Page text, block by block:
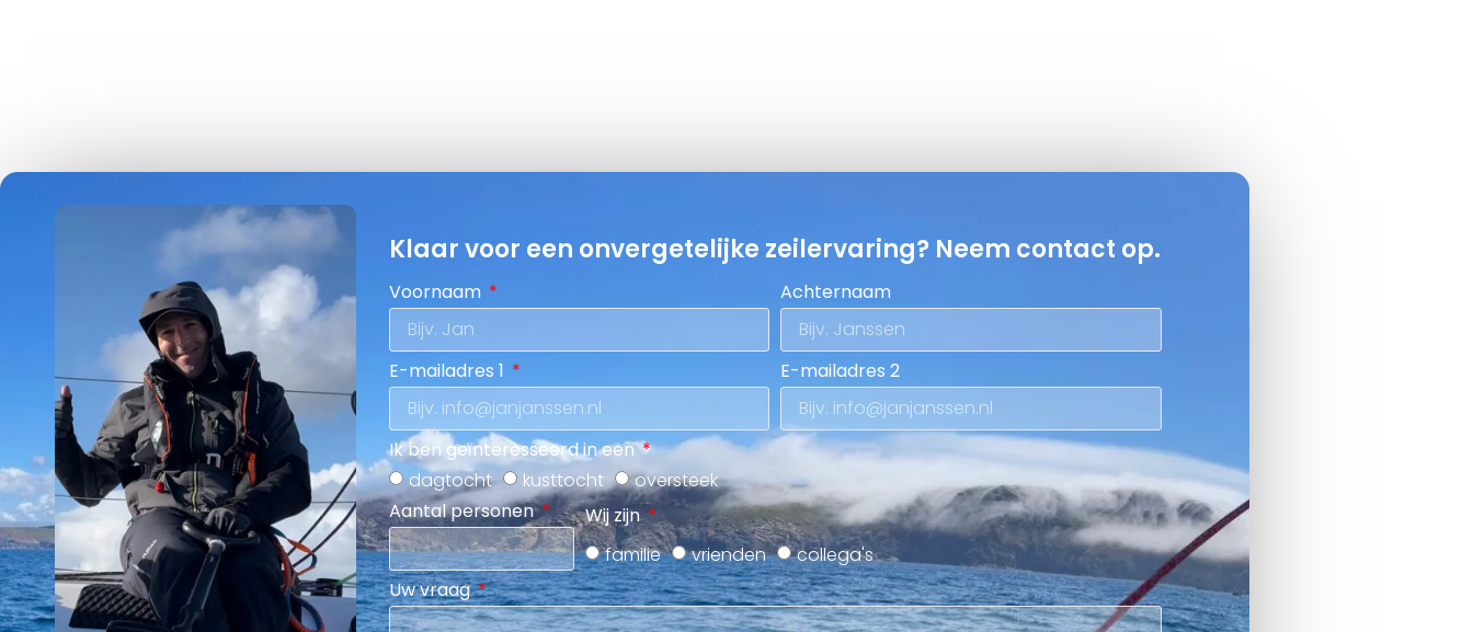
Klaar voor een onvergetelijke zeilervaring? Neem contact op.
Voornaam Achternaam
E-mailadres 1 E-mailadres 2
Ik ben geïnteresseerd in een
dagtocht
kusttocht
oversteek
Aantal personen
Wij zijn
familie
vrienden
collega's
Uw vraag